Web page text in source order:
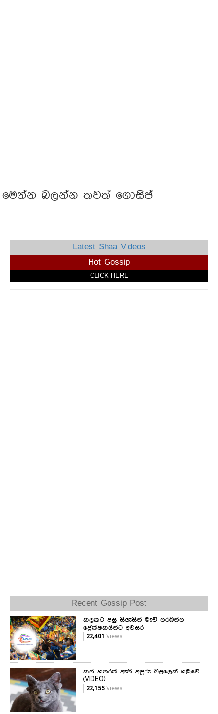
මෙන්න බලන්න තවත් ගොසිප්
Latest Shaa Videos
Hot Gossip
CLICK HERE
Recent Gossip Post
කලකට පසු සියැසින් මැච් නරඹන්න
ප්‍රේක්ෂකයින්ට අවසර
22,401 Views
කන් හතරක් ඇති අපූරු බළලෙක් හමුවේ
(VIDEO)
22,155Views